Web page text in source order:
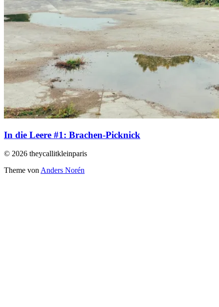
In die Leere #1: Brachen-Picknick
© 2026 theycallitkleinparis
Theme vonAnders Norén